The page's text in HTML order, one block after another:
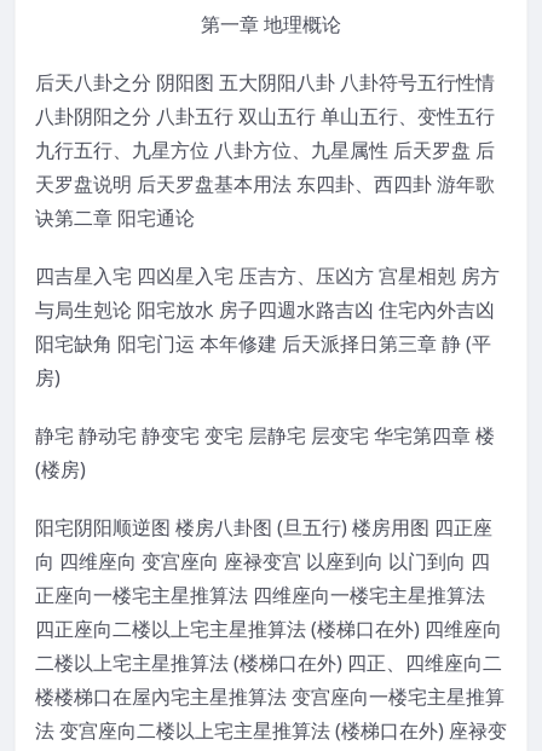
第一章 地理概论
后天八卦之分 阴阳图 五大阴阳八卦 八卦符号五行性情
八卦阴阳之分 八卦五行 双山五行 单山五行、变性五行
九行五行、九星方位 八卦方位、九星属性 后天罗盘 后
天罗盘说明 后天罗盘基本用法 东四卦、西四卦 游年歌
诀第二章 阳宅通论
四吉星入宅 四凶星入宅 压吉方、压凶方 宫星相剋 房方
与局生剋论 阳宅放水 房子四週水路吉凶 住宅內外吉凶
阳宅缺角 阳宅门运 本年修建 后天派择日第三章 静 (平
房)
静宅 静动宅 静变宅 变宅 层静宅 层变宅 华宅第四章 楼
(楼房)
阳宅阴阳顺逆图 楼房八卦图 (旦五行) 楼房用图 四正座
向 四维座向 变宫座向 座禄变宫 以座到向 以门到向 四
正座向一楼宅主星推算法 四维座向一楼宅主星推算法
四正座向二楼以上宅主星推算法 (楼梯口在外) 四维座向
二楼以上宅主星推算法 (楼梯口在外) 四正、四维座向二
楼楼梯口在屋內宅主星推算法 变宫座向一楼宅主星推算
法 变宫座向二楼以上宅主星推算法 (楼梯口在外) 座禄变